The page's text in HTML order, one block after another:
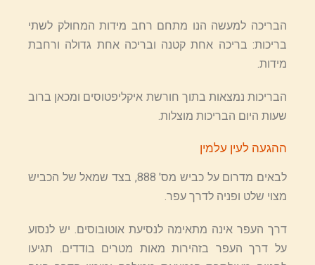
הבריכה למעשה הנו מתחם רחב מידות המחולק לשתי
בריכות: בריכה אחת קטנה ובריכה אחת גדולה ורחבת
מידות.
הבריכות נמצאות בתוך חורשת איקליפטוסים ומכאן ברוב
שעות היום הבריכות מוצלות.
ההגעה לעין עלמין
לבאים מדרום על כביש מס' 888, בצד שמאל של הכביש
מצוי שלט ופניה לדרך עפר.
דרך העפר אינה מתאימה לנסיעת אוטובוסים. יש לנסוע
על דרך העפר בזהירות מאות מטרים בודדים. תגיעו